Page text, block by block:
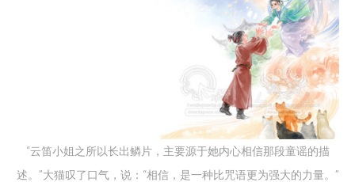
“云笛小姐之所以长出鳞片，主要源于她内心相信那段童谣的描
述。”大猫叹了口气，说：“相信，是一种比咒语更为强大的力量。”